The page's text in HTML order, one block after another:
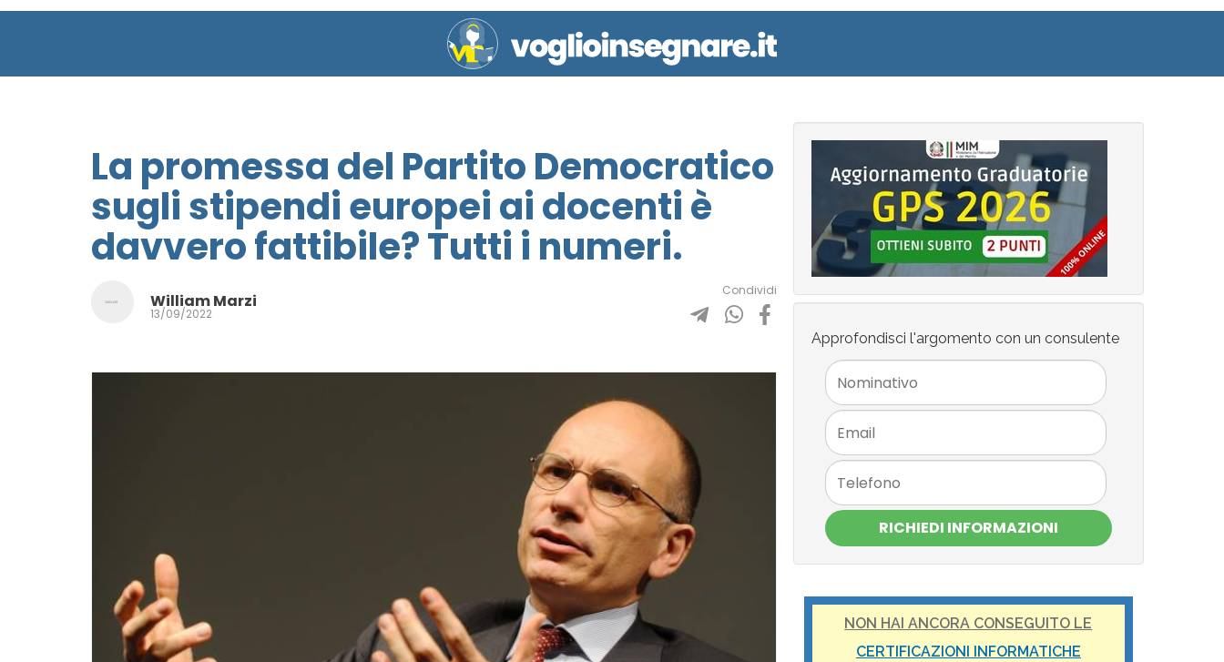
La promessa del Partito Democratico
sugli stipendi europei ai docenti è
davvero fattibile? Tutti i numeri.
William Marzi
13/09/2022
Condividi
Approfondisci l'argomento con un consulente
RICHIEDI INFORMAZIONI
NON HAI ANCORA CONSEGUITO LE
CERTIFICAZIONI INFORMATICHE